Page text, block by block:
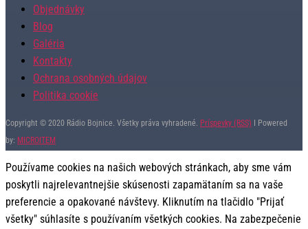
Objednávky
Blog
Galéria
Kontakty
Ochrana osobných údajov
Politika cookie
Copyright © 2020 Rádio Bojnice. Všetky práva vyhradené. Príspevky (RSS) I Powered
by: MICROITEM
Používame cookies na našich webových stránkach, aby sme vám
poskytli najrelevantnejšie skúsenosti zapamätaním sa na vaše
preferencie a opakované návštevy. Kliknutím na tlačidlo "Prijať
všetky" súhlasíte s používaním všetkých cookies. Na zabezpečenie